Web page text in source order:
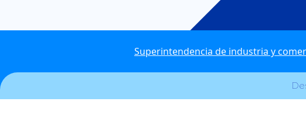
Superintendencia de industria y